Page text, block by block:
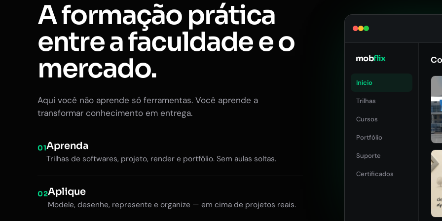
A formação prática
entre a faculdade e o
mercado.
Aqui você não aprende só ferramentas. Você aprende a
transformar conhecimento em entrega.
01Aprenda
Trilhas de softwares, projeto, render e portfólio. Sem aulas soltas.
02Aplique
Modele, desenhe, represente e organize — em cima de projetos reais.
mobflix
Início
Trilhas
Cursos
Portfólio
Suporte
Certificados